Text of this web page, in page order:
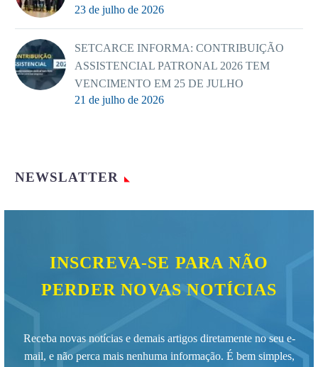
23 de julho de 2026
SETCARCE INFORMA: CONTRIBUIÇÃO
ASSISTENCIAL PATRONAL 2026 TEM
VENCIMENTO EM 25 DE JULHO
21 de julho de 2026
NEWSLATTER
INSCREVA-SE PARA NÃO
PERDER NOVAS NOTÍCIAS
Receba novas notícias e demais artigos diretamente no seu e-
mail, e não perca mais nenhuma informação. É bem simples,